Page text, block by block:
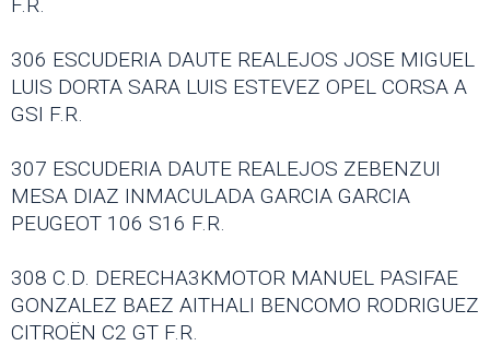
306 ESCUDERIA DAUTE REALEJOS JOSE MIGUEL
LUIS DORTA SARA LUIS ESTEVEZ OPEL CORSA A
GSI F.R.
307 ESCUDERIA DAUTE REALEJOS ZEBENZUI
MESA DIAZ INMACULADA GARCIA GARCIA
PEUGEOT 106 S16 F.R.
308 C.D. DERECHA3KMOTOR MANUEL PASIFAE
GONZALEZ BAEZ AITHALI BENCOMO RODRIGUEZ
CITROËN C2 GT F.R.